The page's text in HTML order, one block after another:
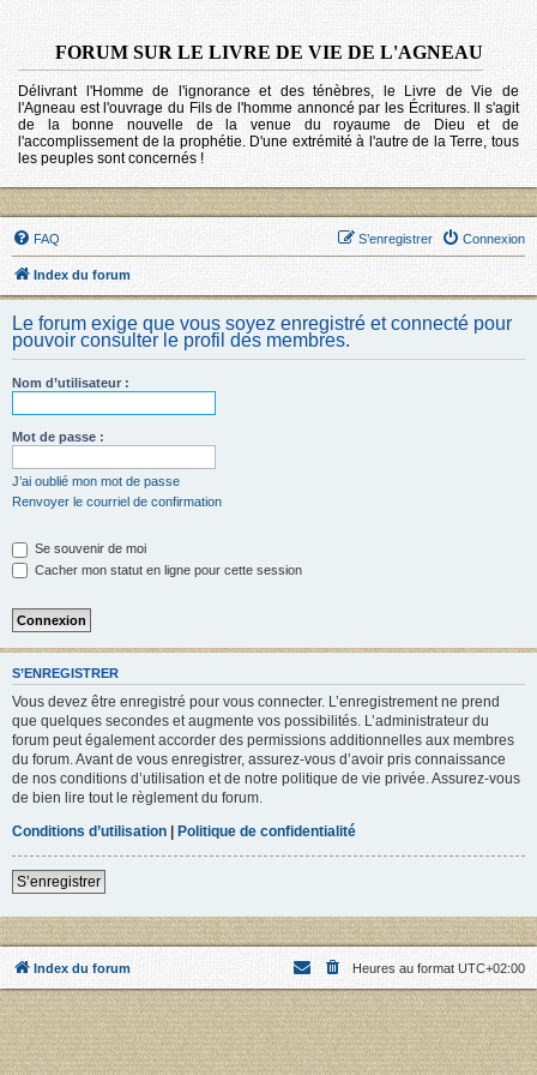
FORUM SUR LE LIVRE DE VIE DE L'AGNEAU
Délivrant l'Homme de l'ignorance et des ténèbres, le Livre de Vie de
l'Agneau est l'ouvrage du Fils de l'homme annoncé par les Écritures. Il s'agit
de la bonne nouvelle de la venue du royaume de Dieu et de
l'accomplissement de la prophétie. D'une extrémité à l'autre de la Terre, tous
les peuples sont concernés !
FAQ Connexion
S’enregistrer
Index du forum
Le forum exige que vous soyez enregistré et connecté pour
pouvoir consulter le profil des membres.
Nom d’utilisateur :
Mot de passe :
J’ai oublié mon mot de passe
Renvoyer le courriel de confirmation
Se souvenir de moi
Cacher mon statut en ligne pour cette session
S’ENREGISTRER
Vous devez être enregistré pour vous connecter. L’enregistrement ne prend
que quelques secondes et augmente vos possibilités. L’administrateur du
forum peut également accorder des permissions additionnelles aux membres
du forum. Avant de vous enregistrer, assurez-vous d’avoir pris connaissance
de nos conditions d’utilisation et de notre politique de vie privée. Assurez-vous
de bien lire tout le règlement du forum.
Conditions d’utilisation | Politique de confidentialité
S’enregistrer
Index du forum Heures au format UTC+02:00